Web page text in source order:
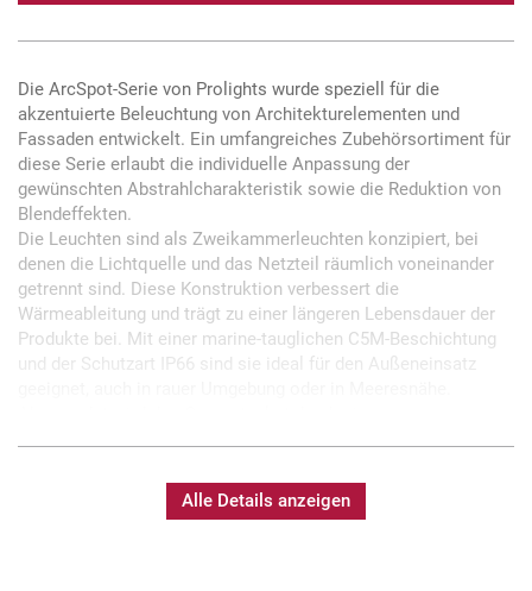
Die ArcSpot-Serie von Prolights wurde speziell für die
akzentuierte Beleuchtung von Architekturelementen und
Fassaden entwickelt. Ein umfangreiches Zubehörsortiment für
diese Serie erlaubt die individuelle Anpassung der
gewünschten Abstrahlcharakteristik sowie die Reduktion von
Blendeffekten.
Die Leuchten sind als Zweikammerleuchten konzipiert, bei
denen die Lichtquelle und das Netzteil räumlich voneinander
getrennt sind. Diese Konstruktion verbessert die
Wärmeableitung und trägt zu einer längeren Lebensdauer der
Produkte bei. Mit einer marine-tauglichen C5M-Beschichtung
und der Schutzart IP66 sind sie ideal für den Außeneinsatz
Der ArcSpot LVW ist ein besonders kleiner runder Strahler der
Serie. Er ist mit einer 37 x 4W Variable-White LED-Quelle
Alle Details anzeigen